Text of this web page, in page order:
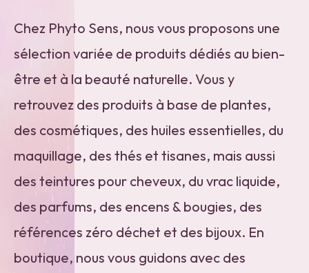
Chez Phyto Sens, nous vous proposons une
sélection variée de produits dédiés au bien-
être et à la beauté naturelle. Vous y
retrouvez des produits à base de plantes,
des cosmétiques, des huiles essentielles, du
maquillage, des thés et tisanes, mais aussi
des teintures pour cheveux, du vrac liquide,
des parfums, des encens & bougies, des
références zéro déchet et des bijoux. En
boutique, nous vous guidons avec des